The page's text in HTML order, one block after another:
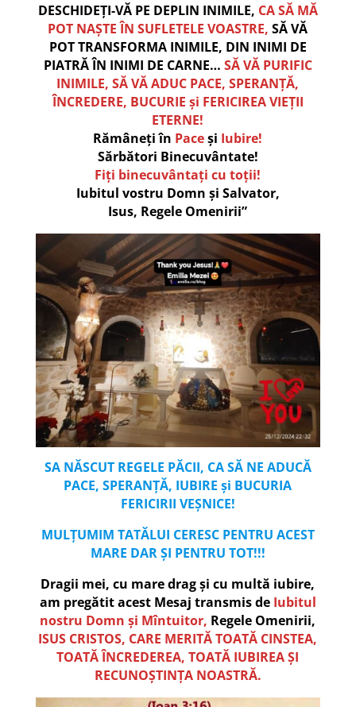
DESCHIDEȚI-VĂ PE DEPLIN INIMILE, CA SĂ MĂ
POT NAȘTE ÎN SUFLETELE VOASTRE,SĂ VĂ
POT TRANSFORMA INIMILE, DIN INIMI DE
PIATRĂ ÎN INIMI DE CARNE… SĂ VĂ PURIFIC
INIMILE, SĂ VĂ ADUC PACE, SPERANȚĂ,
ÎNCREDERE, BUCURIE și FERICIREA VIEȚII
ETERNE!
Rămâneți în Paceși Iubire!
Sărbători Binecuvântate!
Fiți binecuvântați cu toții!
Iubitul vostru Domn și Salvator,
Isus, Regele Omenirii”
SA NĂSCUT REGELE PĂCII, CA SĂ NE ADUCĂ
PACE, SPERANȚĂ, IUBIRE și BUCURIA
FERICIRII VEȘNICE!
MULȚUMIM TATĂLUI CERESC PENTRU ACEST
MARE DARȘI PENTRU TOT!!!
Dragii mei, cu mare drag și cu multă iubire,
am pregătit acest Mesaj transmis de Iubitul
nostru Domn și Mîntuitor, Regele Omenirii,
ISUS CRISTOS, CARE MERITĂ TOATĂ CINSTEA,
TOATĂ ÎNCREDEREA, TOATĂ IUBIREA ȘI
RECUNOȘTINȚA NOASTRĂ.